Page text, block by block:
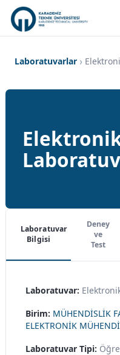
Laboratuvarlar
Laboratuvar
Bilgisi
Deney
ve
Test
Laboratuvar:
Birim: MÜHENDİSLİK
ELEKTRONİK
Laboratuvar Tipi: